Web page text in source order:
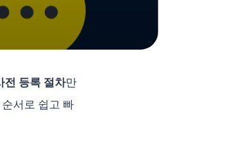
전 등록 절차만
서로 쉽고 빠